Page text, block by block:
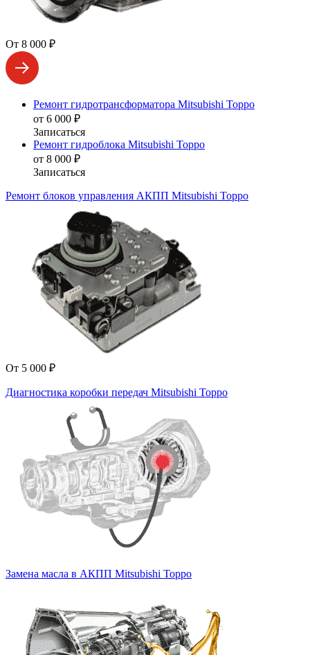
От 8 000 ₽
Ремонт гидротрансформатора Mitsubishi Toppo
от 6 000 ₽
Записаться
Ремонт гидроблока Mitsubishi Toppo
от 8 000 ₽
Записаться
Ремонт блоков управления АКПП Mitsubishi Toppo
От 5 000 ₽
Диагностика коробки передач Mitsubishi Toppo
Замена масла в АКПП Mitsubishi Toppo